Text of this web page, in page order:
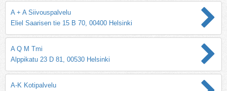
A + A Siivouspalvelu
Eliel Saarisen tie 15 B 70, 00400 Helsinki
A Q M Tmi
Alppikatu 23 D 81, 00530 Helsinki
A-K Kotipalvelu